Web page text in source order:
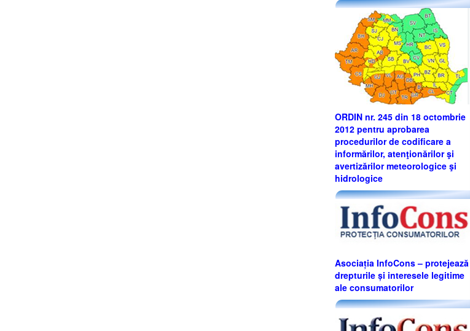
ORDIN nr. 245 din 18 octombrie
2012 pentru aprobarea
procedurilor de codificare a
informărilor, atenţionărilor şi
avertizărilor meteorologice şi
hidrologice
Asociația InfoCons – protejează
drepturile și interesele legitime
ale consumatorilor